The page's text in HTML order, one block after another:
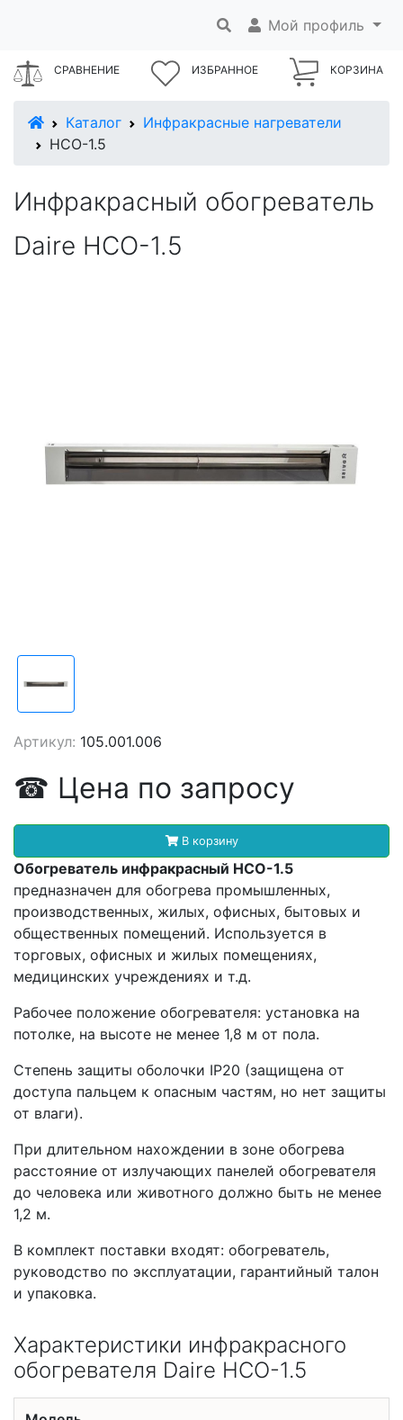
Мой профиль
СРАВНЕНИЕ ИЗБРАННОЕ КОРЗИНА
В начало
Каталог
Инфракрасные нагреватели
НСО-1.5
Инфракрасный обогреватель
Daire НСО-1.5
Артикул: 105.001.006
☎ Цена по запросу
В корзину
Обогреватель инфракрасный НСО-1.5
предназначен для обогрева промышленных,
производственных, жилых, офисных, бытовых и
общественных помещений. Используется в
торговых, офисных и жилых помещениях,
медицинских учреждениях и т.д.
Рабочее положение обогревателя: установка на
потолке, на высоте не менее 1,8 м от пола.
Степень защиты оболочки IP20 (защищена от
доступа пальцем к опасным частям, но нет защиты
от влаги).
При длительном нахождении в зоне обогрева
расстояние от излучающих панелей обогревателя
до человека или животного должно быть не менее
1,2 м.
В комплект поставки входят: обогреватель,
руководство по эксплуатации, гарантийный талон
и упаковка.
Характеристики инфракрасного
обогревателя Daire НСО-1.5